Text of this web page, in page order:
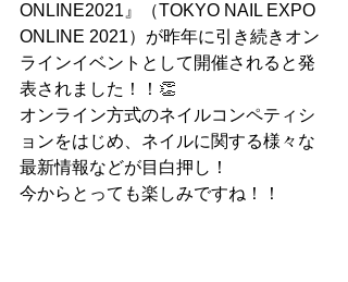
ONLINE2021』（TOKYO NAIL EXPO
ONLINE 2021）が昨年に引き続きオン
ラインイベントとして開催されると発
表されました！！👏
オンライン方式のネイルコンペティシ
ョンをはじめ、ネイルに関する様々な
最新情報などが目白押し！
今からとっても楽しみですね！！